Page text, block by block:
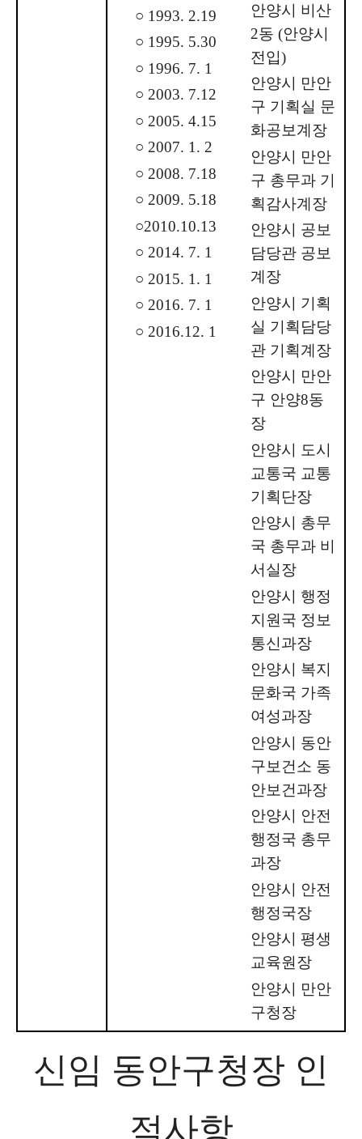
○ 1993. 2.19
○ 1995. 5.30
○ 1996. 7. 1
○ 2003. 7.12
○ 2005. 4.15
○ 2007. 1. 2
○ 2008. 7.18
○ 2009. 5.18
○2010.10.13
○ 2014. 7. 1
○ 2015. 1. 1
○ 2016. 7. 1
○ 2016.12. 1
안양시 비산
2동 (안양시
전입)
안양시 만안
구 기획실 문
화공보계장
안양시 만안
구 총무과 기
획감사계장
안양시 공보
담당관 공보
계장
안양시 기획
실 기획담당
관 기획계장
안양시 만안
구 안양8동
장
안양시 도시
교통국 교통
기획단장
안양시 총무
국 총무과 비
서실장
안양시 행정
지원국 정보
통신과장
안양시 복지
문화국 가족
여성과장
안양시 동안
구보건소 동
안보건과장
안양시 안전
행정국 총무
과장
안양시 안전
행정국장
안양시 평생
교육원장
안양시 만안
구청장
신임 동안구청장 인
적사항